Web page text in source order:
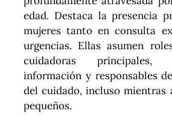
edad. Destaca la presencia
mujeres tanto en consulta
urgencias. Ellas asumen
cuidadoras
información y responsables
del cuidado, incluso mientras
pequeños.